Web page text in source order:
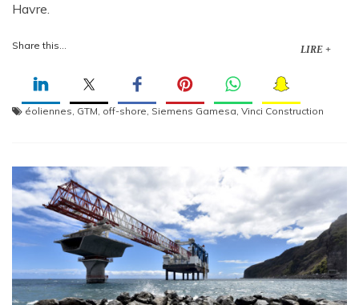
Havre.
Share this... LIRE +
éoliennes, GTM, off-shore, Siemens Gamesa, Vinci Construction